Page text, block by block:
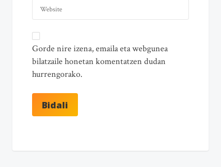
Gorde nire izena, emaila eta webgunea
bilatzaile honetan komentatzen dudan
hurrengorako.